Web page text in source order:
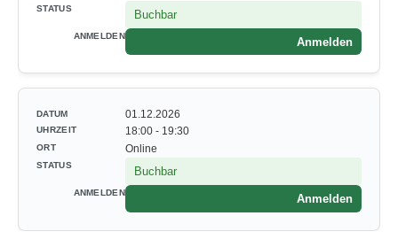
Buchbar
Anmelden
01.12.2026
18:00 - 19:30
Online
Buchbar
Anmelden